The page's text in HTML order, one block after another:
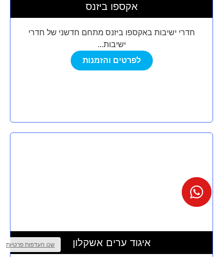
אקספו ביזנס
חדרי ישיבות באקספו ביזנס מתחם חדשני של חדרי
ישיבות...
לפרטים והזמנות
איגוד ערים אשקלון שנו העדפות פרטיות